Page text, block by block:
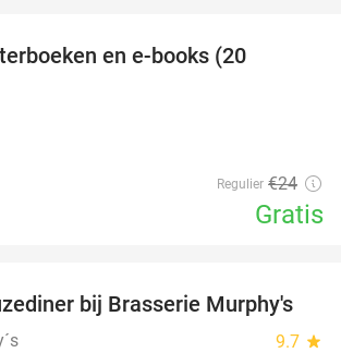
en e-books (20
Regulier €24
Gratis
35%
bij Brasserie Murphy's
9.7 star